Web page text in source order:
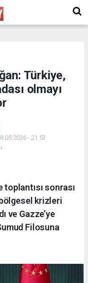
Türkiye,
olmayı
- 21:53
toplantısı sonrası
bölgesel krizleri
ve Gazze’ye
Filosuna